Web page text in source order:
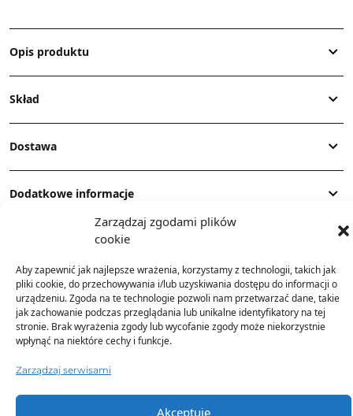
Zarządzaj zgodami plików
cookie
Aby zapewnić jak najlepsze wrażenia, korzystamy z technologii, takich jak
pliki cookie, do przechowywania i/lub uzyskiwania dostępu do informacji o
urządzeniu. Zgoda na te technologie pozwoli nam przetwarzać dane, takie
jak zachowanie podczas przeglądania lub unikalne identyfikatory na tej
stronie. Brak wyrażenia zgody lub wycofanie zgody może niekorzystnie
wpłynąć na niektóre cechy i funkcje.
Zarządzaj serwisami
Akceptuję
Opis produktu
Skład
Dostawa
Dodatkowe informacje
TO SIĘ TERAZ SPRZEDAJE